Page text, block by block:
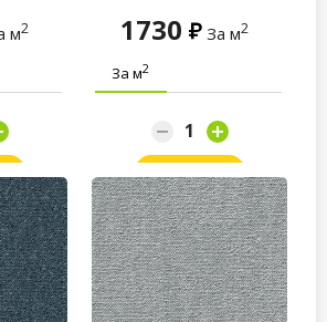
м2 1730 За м2
За м2